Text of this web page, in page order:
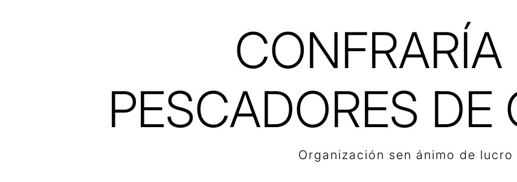
CONFRARÍA
PESCADORES DE
Organización sen ánimo de lucro